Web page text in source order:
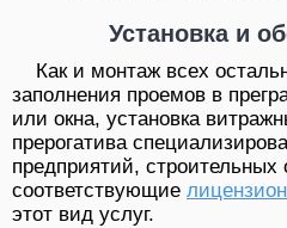
Установка и
Как и монтаж всех
заполнения проемов в
или окна, установка
прерогатива
предприятий,
соответствующие
этот вид услуг.